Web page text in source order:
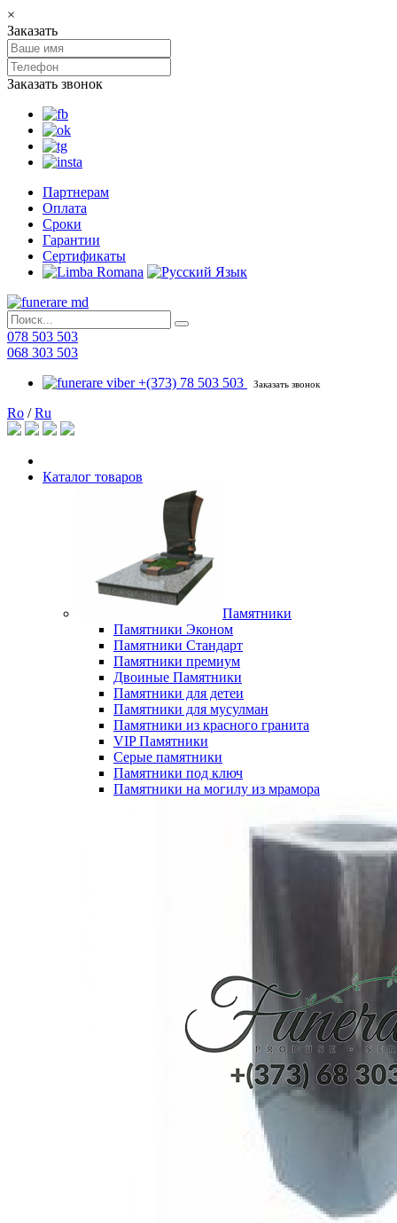
×
Заказать
Заказать звонок
Партнерам
Оплата
Сроки
Гарантии
Сертификаты
078 503 503
068 303 503
+(373) 78 503 503
Заказать звонок
Ro /Ru
Каталог товаров
Памятники
Памятники Эконом
Памятники Стандарт
Памятники премиум
Двоиные Памятники
Памятники для детеи
Памятники для мусулман
Памятники из красного гранита
VIP Памятники
Серые памятники
Памятники под ключ
Памятники на могилу из мрамора